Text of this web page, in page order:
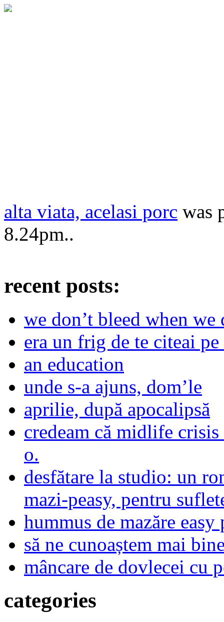
alta viata, acelasi porc was
8.24pm..
recent posts:
we don’t bleed when we
era un frig de te citeai
an education
unde s-a ajuns, dom’le
aprilie, după apocalipsă
credeam că midlife crisis
o.
desfătare la studio: un
mazi-peasy, pentru
hummus de mazăre easy
să ne cunoaștem mai
mâncare de dovlecei cu
categories